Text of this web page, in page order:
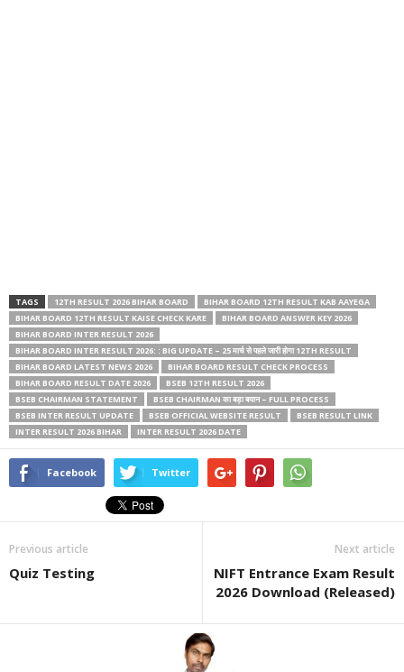
TAGS 12TH RESULT 2026 BIHAR BOARD
BIHAR BOARD 12TH RESULT KAB AAYEGA
BIHAR BOARD 12TH RESULT KAISE CHECK KARE
BIHAR BOARD ANSWER KEY 2026
BIHAR BOARD INTER RESULT 2026
BIHAR BOARD INTER RESULT 2026: : BIG UPDATE – 25 मार्च से पहले जारी होगा 12TH RESULT
BIHAR BOARD LATEST NEWS 2026
BIHAR BOARD RESULT CHECK PROCESS
BIHAR BOARD RESULT DATE 2026
BSEB 12TH RESULT 2026
BSEB CHAIRMAN STATEMENT
BSEB CHAIRMAN का बड़ा बयान – FULL PROCESS
BSEB INTER RESULT UPDATE
BSEB OFFICIAL WEBSITE RESULT
BSEB RESULT LINK
INTER RESULT 2026 BIHAR
INTER RESULT 2026 DATE
Facebook Twitter
Previous article
Quiz Testing
Next article
NIFT Entrance Exam Result
2026 Download (Released)